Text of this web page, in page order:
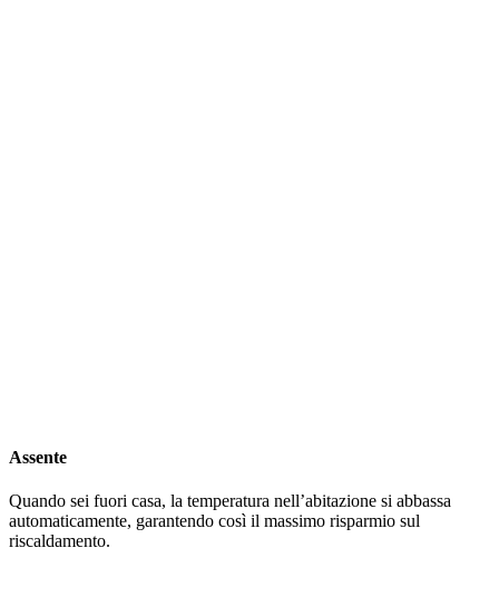
Assente
Quando sei fuori casa, la temperatura nell’abitazione si abbassa
automaticamente, garantendo così il massimo risparmio sul
riscaldamento.